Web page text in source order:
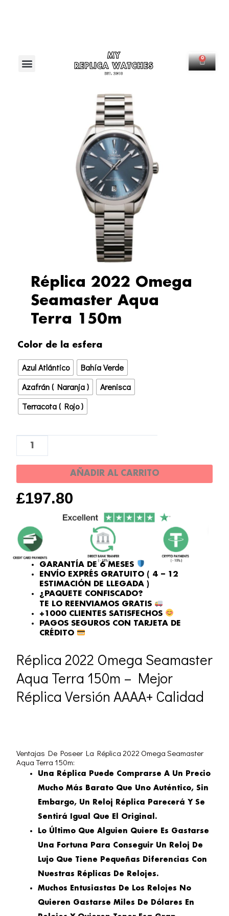
Menú 0
Réplica 2022 Omega
Seamaster Aqua
Terra 150m
£197.80
Color de la esfera
Azul Atlántico
Bahía Verde
Azafrán ( Naranja )
Arenisca
Terracota ( Rojo )
Réplica
2022
Omega
Seamaster
Aqua
Terra
cantidad
AÑADIR AL CARRITO
GARANTÍA DE 6 MESES
ENVÍO EXPRÉS GRATUITO ( 4 – 12
ESTIMACIÓN DE LLEGADA )
¿PAQUETE CONFISCADO?
TE LO REENVIAMOS GRATIS
+1000 CLIENTES SATISFECHOS
PAGOS SEGUROS CON TARJETA DE
CRÉDITO
Réplica 2022 Omega Seamaster
Aqua Terra 150m – Mejor
Réplica Versión AAAA+ Calidad
Ventajas De Poseer La Réplica 2022 Omega Seamaster
Aqua Terra 150m:
Una Réplica Puede Comprarse A Un Precio
Mucho Más Barato Que Uno Auténtico, Sin
Embargo, Un Reloj Réplica Parecerá Y Se
Sentirá Igual Que El Original.
Lo Último Que Alguien Quiere Es Gastarse
Una Fortuna Para Conseguir Un Reloj De
Lujo Que Tiene Pequeñas Diferencias Con
Nuestras Réplicas De Relojes.
Muchos Entusiastas De Los Relojes No
Quieren Gastarse Miles De Dólares En